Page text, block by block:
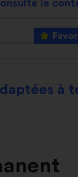
le
à